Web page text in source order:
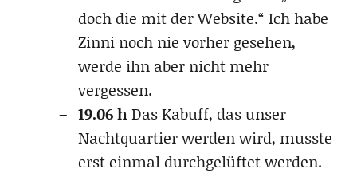
doch die mit der Website.“ Ich habe
Zinni noch nie vorher gesehen,
werde ihn aber nicht mehr
vergessen.
19.06 hDas Kabuff, das unser
Nachtquartier werden wird, musste
erst einmal durchgelüftet werden.